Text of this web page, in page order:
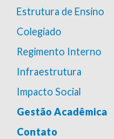
Estrutura de Ensino
Colegiado
Regimento Interno
Infraestrutura
Impacto Social
Gestão Acadêmica
Contato